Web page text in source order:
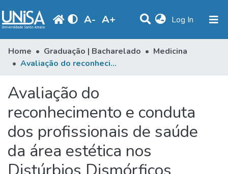
A- A+ Log In (current)
Statistics
Communities & Collections
Browse
Produção Docente
Library
Periodicals
Home Graduação | Bacharelado
Medicina
Avaliação do reconhecimento e conduta dos profissionais de saúde da área estética nos Distúrbios Dismórficos Corporais
Avaliação do
reconhecimento e conduta
dos profissionais de saúde
da área estética nos